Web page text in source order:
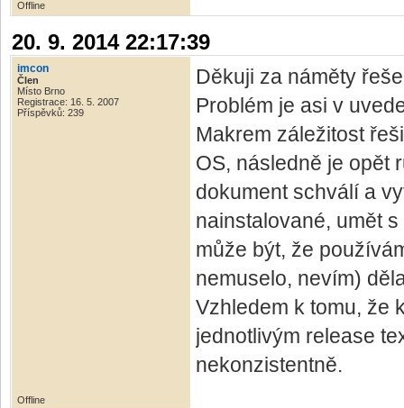
Offline
20. 9. 2014 22:17:39
imcon
Člen
Místo Brno
Registrace: 16. 5. 2007
Příspěvků: 239
Děkuji za náměty
Problém je asi v
Makrem záležitost
OS, následně je opět
dokument schválí a
nainstalované, umět
může být, že
nemuselo, nevím)
Vzhledem k tomu, že
jednotlivým release
nekonzistentně.
Offline